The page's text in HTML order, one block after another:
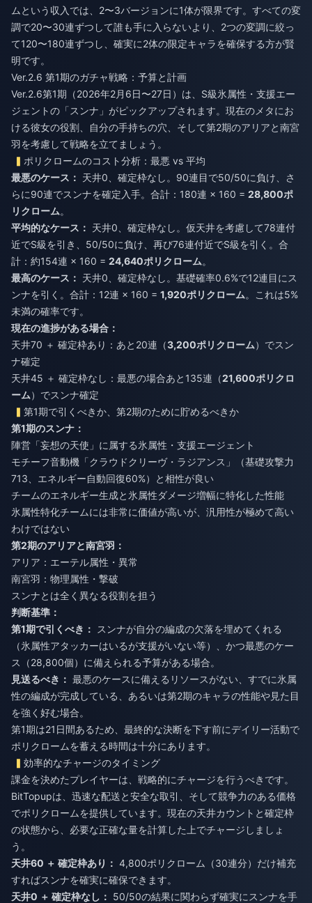
ムという収入では、2〜3バージョンに1体が限界です。すべての変
調で20〜30連ずつして誰も手に入らないより、2つの変調に絞っ
て120〜180連ずつし、確実に2体の限定キャラを確保する方が賢
明です。
Ver.2.6 第1期のガチャ戦略：予算と計画
Ver.2.6第1期（2026年2月6日〜27日）は、S級氷属性・支援エー
ジェントの「スンナ」がピックアップされます。現在のメタにお
ける彼女の役割、自分の手持ちの穴、そして第2期のアリアと南宮
羽を考慮して戦略を立てましょう。
ポリクロームのコスト分析：最悪 vs 平均
最悪のケース： 天井0、確定枠なし。90連目で50/50に負け、さ
らに90連でスンナを確定入手。合計：180連 × 160 = 28,800ポ
リクローム。
平均的なケース： 天井0、確定枠なし。仮天井を考慮して78連付
近でS級を引き、50/50に負け、再び76連付近でS級を引く。合
計：約154連 × 160 = 24,640ポリクローム。
最高のケース： 天井0、確定枠なし。基礎確率0.6%で12連目にス
ンナを引く。合計：12連 × 160 = 1,920ポリクローム。これは5%
未満の確率です。
現在の進捗がある場合：
天井70 ＋ 確定枠あり：あと20連（3,200ポリクローム）でスン
ナ確定
天井45 ＋ 確定枠なし：最悪の場合あと135連（21,600ポリクロ
ーム）でスンナ確定
第1期で引くべきか、第2期のために貯めるべきか
第1期のスンナ：
陣営「妄想の天使」に属する氷属性・支援エージェント
モチーフ音動機「クラウドクリーヴ・ラジアンス」（基礎攻撃力
713、エネルギー自動回復60%）と相性が良い
チームのエネルギー生成と氷属性ダメージ増幅に特化した性能
氷属性特化チームには非常に価値が高いが、汎用性が極めて高い
わけではない
第2期のアリアと南宮羽：
アリア：エーテル属性・異常
南宮羽：物理属性・撃破
スンナとは全く異なる役割を担う
判断基準：
第1期で引くべき：
スンナが自分の編成の欠落を埋めてくれる
（氷属性アタッカーはいるが支援がいない等）、かつ最悪のケー
ス（28,800個）に備えられる予算がある場合。
見送るべき： 最悪のケースに備えるリソースがない、すでに氷属
性の編成が完成している、あるいは第2期のキャラの性能や見た目
を強く好む場合。
第1期は21日間あるため、最終的な決断を下す前にデイリー活動で
ポリクロームを蓄える時間は十分にあります。
効率的なチャージのタイミング
課金を決めたプレイヤーは、戦略的にチャージを行うべきです。
BitTopupは、迅速な配送と安全な取引、そして競争力のある価格
でポリクロームを提供しています。現在の天井カウントと確定枠
の状態から、必要な正確な量を計算した上でチャージしましょ
う。
天井60 ＋ 確定枠あり： 4,800ポリクローム（30連分）だけ補充
すればスンナを確実に確保できます。
天井0 ＋ 確定枠なし： 50/50の結果に関わらず確実にスンナを手